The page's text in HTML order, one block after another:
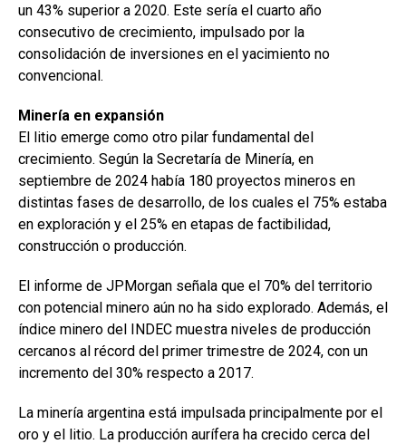
un 43% superior a 2020. Este sería el cuarto año
consecutivo de crecimiento, impulsado por la
consolidación de inversiones en el yacimiento no
convencional.
Minería en expansión
El litio emerge como otro pilar fundamental del
crecimiento. Según la Secretaría de Minería, en
septiembre de 2024 había 180 proyectos mineros en
distintas fases de desarrollo, de los cuales el 75% estaba
en exploración y el 25% en etapas de factibilidad,
construcción o producción.
El informe de JPMorgan señala que el 70% del territorio
con potencial minero aún no ha sido explorado. Además, el
índice minero del INDEC muestra niveles de producción
cercanos al récord del primer trimestre de 2024, con un
incremento del 30% respecto a 2017.
La minería argentina está impulsada principalmente por el
oro y el litio. La producción aurífera ha crecido cerca del